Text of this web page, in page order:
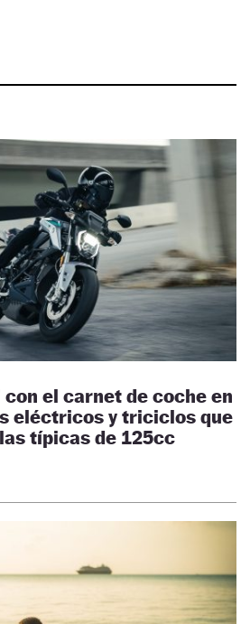
con el carnet de coche en
eléctricos y triciclos que
típicas de 125cc